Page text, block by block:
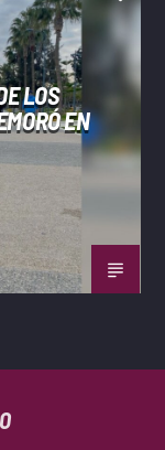
LOS
EN